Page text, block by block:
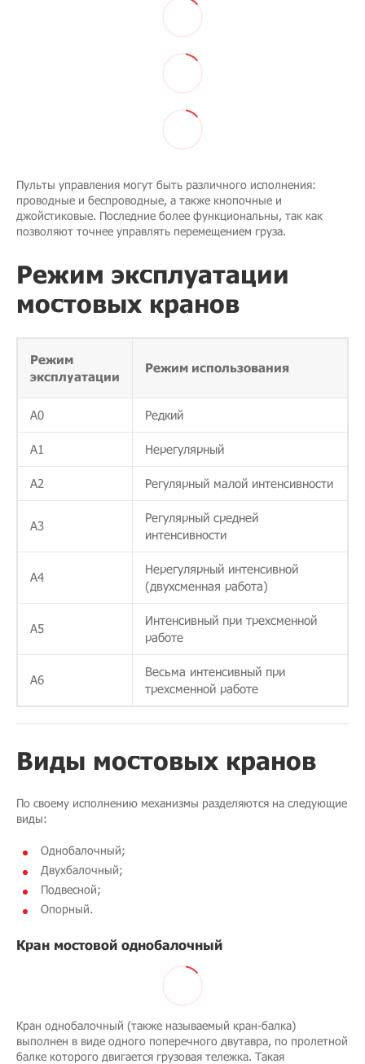
Пульты управления могут быть различного исполнения:
проводные и беспроводные, а также кнопочные и
джойстиковые. Последние более функциональны, так как
позволяют точнее управлять перемещением груза.
Режим эксплуатации
мостовых кранов
Режим
эксплуатации
Режим использования
А0 Редкий
А1 Нерегулярный
А2 Регулярный малой интенсивности
А3
Регулярный средней
интенсивности
А4
Нерегулярный интенсивной
(двухсменная работа)
А5
Интенсивный при трехсменной
работе
А6
Весьма интенсивный при
трехсменной работе
Виды мостовых кранов
По своему исполнению механизмы разделяются на следующие
виды:
Однобалочный;
Двухбалочный;
Подвесной;
Опорный.
Кран мостовой однобалочный
Кран однобалочный (также называемый кран-балка)
выполнен в виде одного поперечного двутавра, по пролетной
балке которого двигается грузовая тележка. Такая